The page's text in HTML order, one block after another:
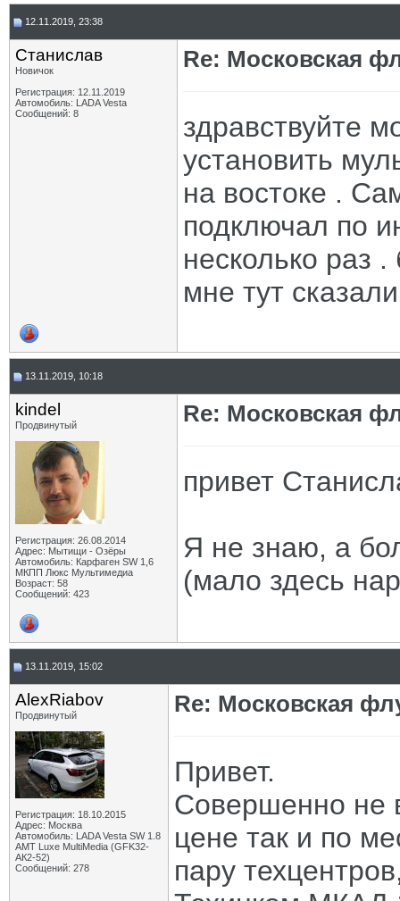
12.11.2019, 23:38
Cтанислав
Новичок
Регистрация: 12.11.2019
Автомобиль: LADA Vesta
Сообщений: 8
Re: Московская
здравствуйте
установить
на востоке .
подключал по
несколько раз
мне тут
13.11.2019, 10:18
kindel
Продвинутый
Регистрация: 26.08.2014
Адрес: Мытищи - Озёры
Автомобиль: Карфаген SW 1,6
МКПП Люкс Мультимедиа
Возраст: 58
Сообщений: 423
Re: Московская
привет
Я не знаю, а
(мало здесь
13.11.2019, 15:02
AlexRiabov
Продвинутый
Регистрация: 18.10.2015
Адрес: Москва
Автомобиль: LADA Vesta SW 1.8
AMT Luxe MultiMedia (GFK32-
АК2-52)
Сообщений: 278
Re: Московская
Привет.
Совершенно не
цене так и по
пару